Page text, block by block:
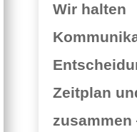
Wir halten
Zeitplan